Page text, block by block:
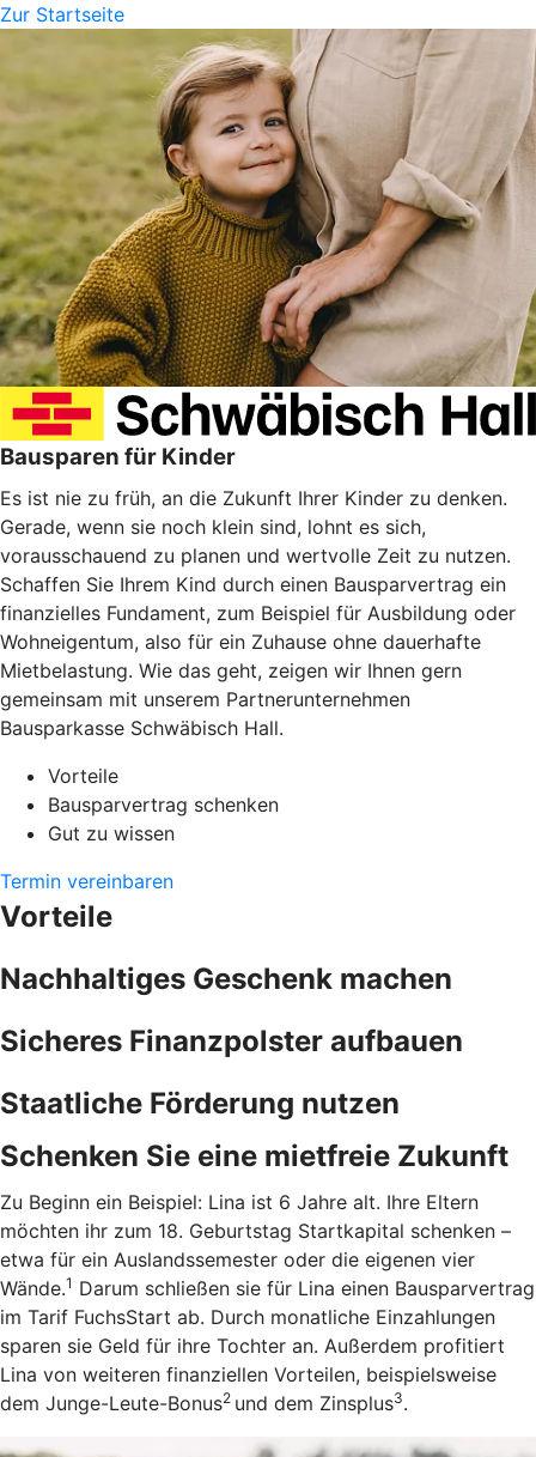
Zur Startseite
Bausparen für Kinder
Es ist nie zu früh, an die Zukunft Ihrer Kinder zu denken.
Gerade, wenn sie noch klein sind, lohnt es sich,
vorausschauend zu planen und wertvolle Zeit zu nutzen.
Schaffen Sie Ihrem Kind durch einen Bausparvertrag ein
finanzielles Fundament, zum Beispiel für Ausbildung oder
Wohneigentum, also für ein Zuhause ohne dauerhafte
Mietbelastung. Wie das geht, zeigen wir Ihnen gern
gemeinsam mit unserem Partnerunternehmen
Bausparkasse Schwäbisch Hall.
Vorteile
Bausparvertrag schenken
Gut zu wissen
Termin vereinbaren
Vorteile
Nachhaltiges Geschenk machen
Sicheres Finanzpolster aufbauen
Staatliche Förderung nutzen
Schenken Sie eine mietfreie Zukunft
Zu Beginn ein Beispiel: Lina ist 6 Jahre alt. Ihre Eltern
möchten ihr zum 18. Geburtstag Startkapital schenken –
etwa für ein Auslandssemester oder die eigenen vier
Wände.1 Darum schließen sie für Lina einen Bausparvertrag
im Tarif FuchsStart ab. Durch monatliche Einzahlungen
sparen sie Geld für ihre Tochter an. Außerdem profitiert
Lina von weiteren finanziellen Vorteilen, beispielsweise
dem Junge-Leute-Bonus2 und dem Zinsplus3.